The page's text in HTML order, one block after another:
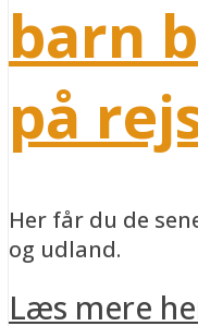
barn
på
Her får du de
og udland.
Læs mere